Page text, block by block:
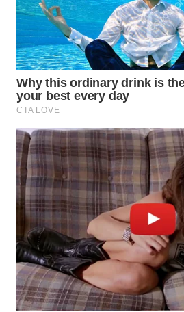
WN
TEBING
TINGGI
WN
PAKPAK
WN
KARAWANG
WN
BEKASI
WN
BOGOR
WN
DEPOK